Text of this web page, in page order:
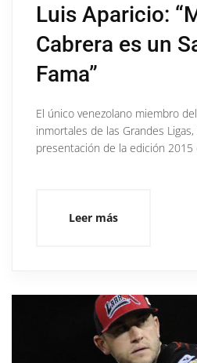
Luis Aparicio:
Cabrera es un
Fama”
El único venezolano miembro
inmortales de las Grandes
presentación de la edición
Leer más